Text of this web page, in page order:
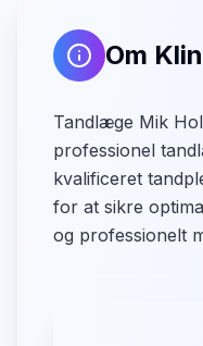
Om
Tandlæge Mik
professionel
kvalificeret
for at sikre
og professionelt